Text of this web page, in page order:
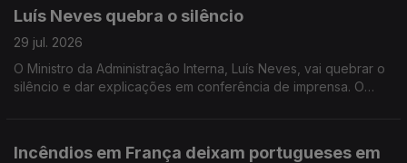
Luís Neves quebra o silêncio
29 jul. 2026
O Ministro da Administração Interna, Luís Neves, vai quebrar o
silêncio e dar explicações em conferência de imprensa. O
Incêndios em França deixam portugueses em